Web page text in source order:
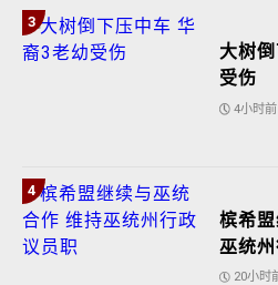
3
大树
受伤
4小时前
4
槟希
巫统
20小时